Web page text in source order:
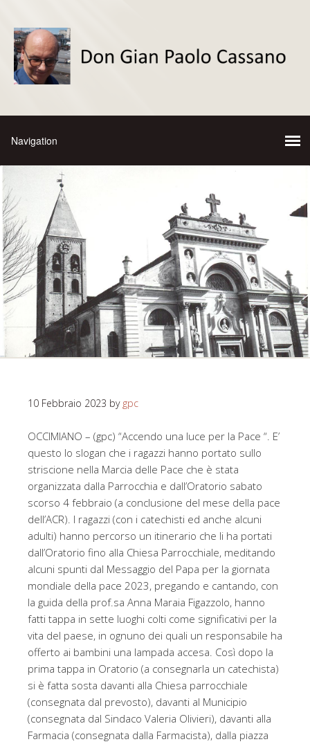
10 Febbraio 2023 by gpc
OCCIMIANO – (gpc) “Accendo una luce per la Pace “. E’
questo lo slogan che i ragazzi hanno portato sullo
striscione nella Marcia delle Pace che è stata
organizzata dalla Parrocchia e dall’Oratorio sabato
scorso 4 febbraio (a conclusione del mese della pace
dell’ACR). I ragazzi (con i catechisti ed anche alcuni
adulti) hanno percorso un itinerario che li ha portati
dall’Oratorio fino alla Chiesa Parrocchiale, meditando
alcuni spunti dal Messaggio del Papa per la giornata
mondiale della pace 2023, pregando e cantando, con
la guida della prof.sa Anna Maraia Figazzolo, hanno
fatti tappa in sette luoghi colti come significativi per la
vita del paese, in ognuno dei quali un responsabile ha
offerto ai bambini una lampada accesa. Così dopo la
prima tappa in Oratorio (a consegnarla un catechista)
si è fatta sosta davanti alla Chiesa parrocchiale
(consegnata dal prevosto), davanti al Municipio
(consegnata dal Sindaco Valeria Olivieri), davanti alla
Farmacia (consegnata dalla Farmacista), dalla piazza